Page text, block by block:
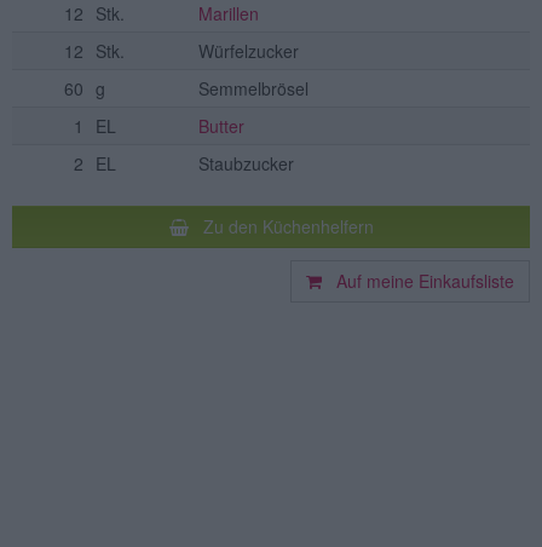
12 Stk.
Marillen
12 Stk.
Würfelzucker
60 g
Semmelbrösel
1
EL
Butter
2 EL Staubzucker
Zu den Küchenhelfern
Auf meine Einkaufsliste